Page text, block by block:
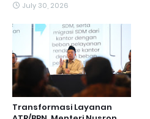
July 30, 2026
Transformasi Layanan